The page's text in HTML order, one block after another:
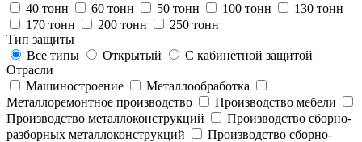
40 тонн
60 тонн 50 тонн 100 тонн
130 тонн
170 тонн
200 тонн
250 тонн
Тип защиты
Все типы
Открытый
С кабинетной защитой
Отрасли
Машиностроение
Металлообработка
Металлоремонтное производство
Производство мебели
Производство металлоконструкций
Производство сборно-
разборных металлоконструкций
Производство сборно-